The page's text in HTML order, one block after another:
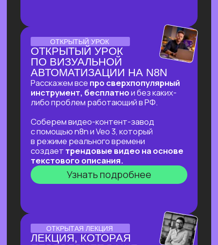
разбираться
ОНЛАЙН-ПРАКТИКУМ
ОНЛАЙН-ПРАКТИКУМ
ДЛЯ ТЕХ, КТО УЖЕ НА
«ТЫ»С НЕЙРОСЕТЯМИ
В прямом эфире соберем «контент-
завод» для блога с автоматической
созданием иллюстраций к ним
и автопостингом!
⚡Никакой «базы» и «основ» —
приходи за действительно мощной
экспертизой в ИИ и узнай, что взять
от нейросетей уверенным
пользователям!
Узнать подробнее
ОТКРЫТЫЙ УРОК
ПО ИСПОЛЬЗОВАНИЮ
НЕЙРОСЕТЕЙ ДЛЯ
ЗДОРОВЬЯ